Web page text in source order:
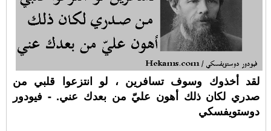
لقد أخذوك وسوف تسافرين ، لو انتزعوا قلبي من
صدري لكان ذلك أهون عليّ من بعدك عني. - فيودور
دوستويفسكي